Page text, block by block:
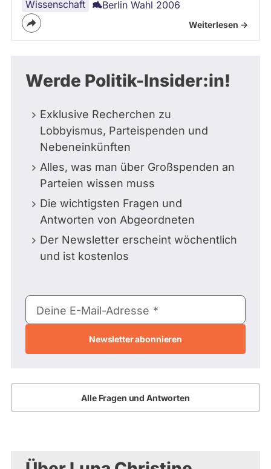
Wissenschaft Berlin Wahl 2006
Weiterlesen ->
Werde Politik-Insider:in!
Exklusive Recherchen zu
Lobbyismus, Parteispenden und
Nebeneinkünften
Alles, was man über Großspenden an
Parteien wissen muss
Die wichtigsten Fragen und
Antworten von Abgeordneten
Der Newsletter erscheint wöchentlich
und ist kostenlos
E-
Mail-
Deine E-Mail-Adresse
Alle Fragen und Antworten